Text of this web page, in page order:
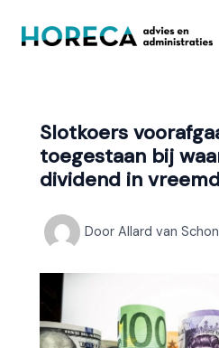
naar
Slotkoers
toegestaan bij
dividend in
Door Allard van